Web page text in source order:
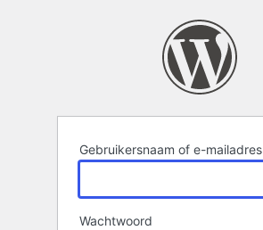
Gebruikersnaam of e-mailadres
Wachtwoord